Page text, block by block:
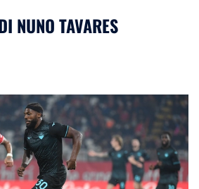
NUNO TAVARES